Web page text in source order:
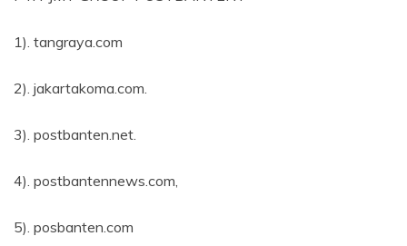
1). tangraya.com
2). jakartakoma.com.
3). postbanten.net.
4). postbantennews.com,
5). posbanten.com